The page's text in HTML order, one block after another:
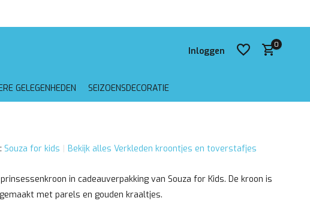
Inloggen
0
GELEGENHEDEN SEIZOENSDECORATIE
Souza for kids Bekijk alles Verkleden kroontjes en toverstafjes
in cadeauverpakking van Souza for Kids. De kroon is
met parels en gouden kraaltjes.